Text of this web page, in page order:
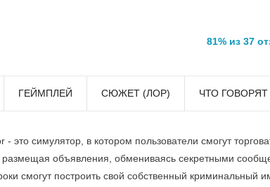
81% из 37
ГЕЙМПЛЕЙ СЮЖЕТ (ЛОР) ЧТО ГОВОРЯТ
- это симулятор, в котором пользователи смогут
размещая объявления, обмениваясь секретными
смогут построить свой собственный криминальный